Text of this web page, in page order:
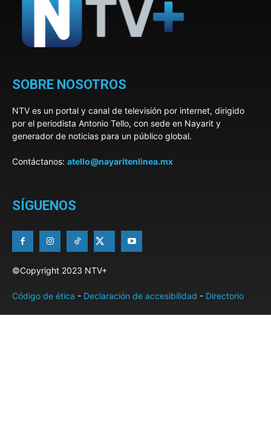
SOBRE NOSOTROS
NTV es un portal y canal de televisión por internet, dirigido
por el periodista Antonio Tello, con sede en Nayarit y
generador de noticias para un público global.
Contáctanos: atello@nayaritenlinea.mx
SÍGUENOS
©Copyright 2023 NTV+
Código de ética - Declaración de accesibilidad - Directorio